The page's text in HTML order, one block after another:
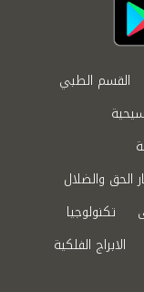
القسم الطبي
الحق والضلال
تكنولوجيا
الابراج الفلكية